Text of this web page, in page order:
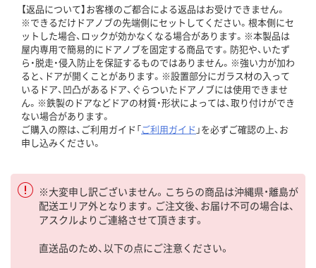
【返品について】お客様のご都合による返品はお受けできません。
※できるだけドアノブの先端側にセットしてください。根本側にセ
ットした場合、ロックが効かなくなる場合があります。※本製品は
屋内専用で簡易的にドアノブを固定する商品です。防犯や、いたず
ら・脱走・侵入防止を保証するものではありません。※強い力が加わ
ると、ドアが開くことがあります。※設置部分にガラス材の入って
いるドア、凹凸があるドア、ぐらついたドアノブには使用できませ
ん。※鉄製のドアなどドアの材質・形状によっては、取り付けができ
ない場合があります。
ご購入の際は、ご利用ガイド「ご利用ガイド 」を必ずご確認の上、お
申し込みください。
※大変申し訳ございません。こちらの商品は沖縄県・離島が
配送エリア外となります。ご注文後、お届け不可の場合は、
アスクルよりご連絡させて頂きます。
直送品のため、以下の点にご注意ください。